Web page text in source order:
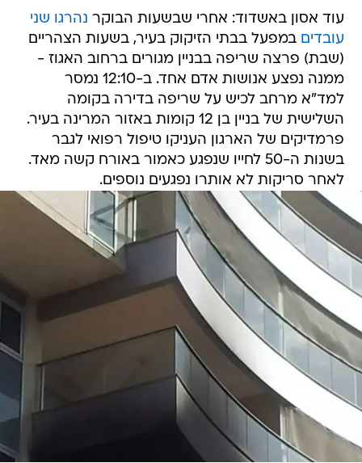
עוד אסון באשדוד: אחרי שבשעות הבוקר נהרגו שני
עובדים במפעל בבתי הזיקוק בעיר, בשעות הצהריים
(שבת) פרצה שריפה בבניין מגורים ברחוב האגוז -
ממנה נפצע אנושות אדם אחד. ב-12:10 נמסר
למד"א מרחב לכיש על שריפה בדירה בקומה
השלישית של בניין בן 12 קומות באזור המרינה בעיר.
פרמדיקים של הארגון העניקו טיפול רפואי לגבר
בשנות ה-50 לחייו שנפגע כאמור באורח קשה מאד.
לאחר סריקות לא אותרו נפגעים נוספים.